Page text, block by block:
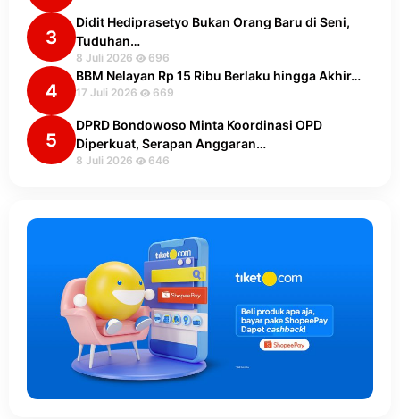
3
Didit Hediprasetyo Bukan Orang Baru di Seni,
Tuduhan…
8 Juli 2026 696
4
BBM Nelayan Rp 15 Ribu Berlaku hingga Akhir…
17 Juli 2026 669
5
DPRD Bondowoso Minta Koordinasi OPD
Diperkuat, Serapan Anggaran…
8 Juli 2026 646